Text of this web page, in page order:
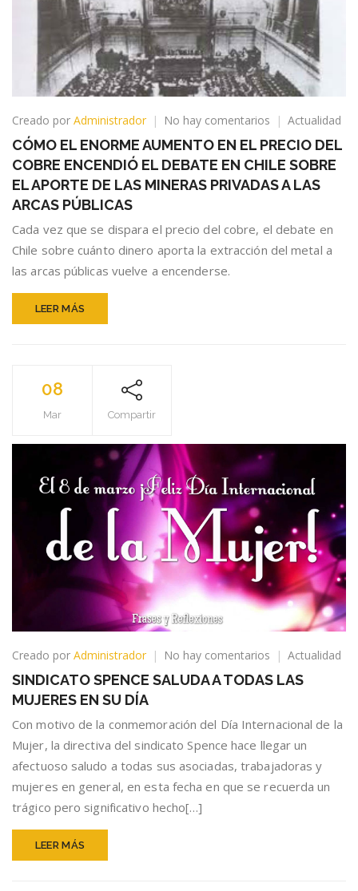
Creado por Administrador No hay comentarios
en
EL
ENORME
AUMENTO
PRECIO
DEL
PRIVADAS
LAS
PÚBLICAS
Actualidad
CÓMO EL ENORME AUMENTO EN EL PRECIO DEL
COBRE ENCENDIÓ EL DEBATE EN CHILE SOBRE
EL APORTE DE LAS MINERAS PRIVADAS A LAS
ARCAS PÚBLICAS
Cada vez que se dispara el precio del cobre, el debate en
Chile sobre cuánto dinero aporta la extracción del metal a
las arcas públicas vuelve a encenderse.
LEER MÁS
08
Mar Compartir
Creado por Administrador No hay comentarios
en
SPENCE
TODAS
LAS
MUJERES
EN
Actualidad
SINDICATO SPENCE SALUDA A TODAS LAS
MUJERES EN SU DÍA
Con motivo de la conmemoración del Día Internacional de la
Mujer, la directiva del sindicato Spence hace llegar un
afectuoso saludo a todas sus asociadas, trabajadoras y
mujeres en general, en esta fecha en que se recuerda un
trágico pero significativo hecho[…]
LEER MÁS